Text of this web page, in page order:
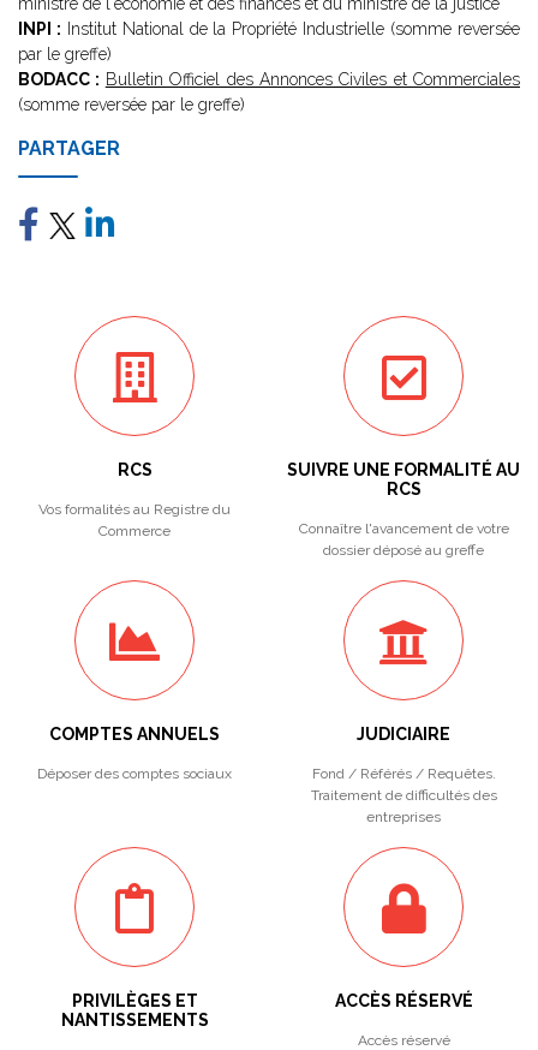
INPI : Institut National de la Propriété Industrielle (somme reversée
par le greffe)
BODACC : Bulletin Officiel des Annonces Civiles et Commerciales
(somme reversée par le greffe)
PARTAGER
RCS
Vos formalités au Registre du
Commerce
SUIVRE UNE FORMALITÉ AU
RCS
Connaître l'avancement de votre
dossier déposé au greffe
COMPTES ANNUELS
Déposer des comptes sociaux
JUDICIAIRE
Fond / Référés / Requêtes.
Traitement de difficultés des
entreprises
PRIVILÈGES ET
NANTISSEMENTS
ACCÈS RÉSERVÉ
Accès réservé